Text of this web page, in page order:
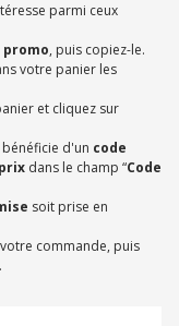
parmi ceux
promo, puis copiez-le.
votre panier les
et cliquez sur
d'un code
dans le champ “Code
soit prise en
commande, puis